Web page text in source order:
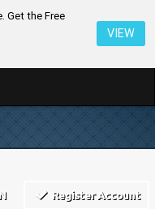
Get the Free
VIEW
Register Account